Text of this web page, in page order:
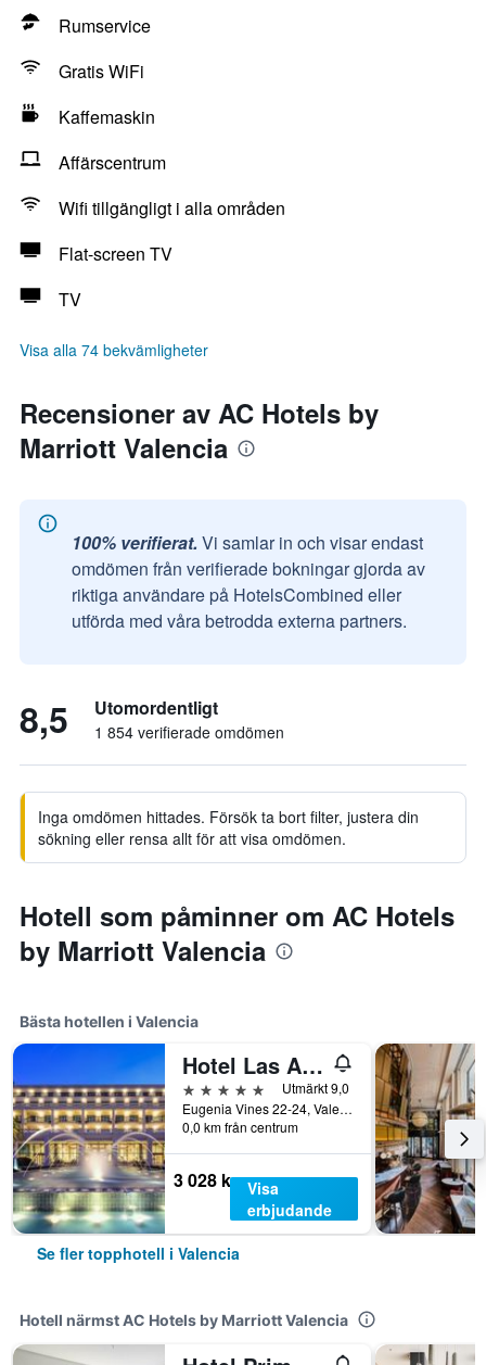
Rumservice
Gratis WiFi
Kaffemaskin
Affärscentrum
Wifi tillgängligt i alla områden
Flat-screen TV
TV
Visa alla 74 bekvämligheter
Recensioner av AC Hotels by
Marriott Valencia
100% verifierat. Vi samlar in och visar endast
omdömen från verifierade bokningar gjorda av
riktiga användare på HotelsCombined eller
utförda med våra betrodda externa partners.
8,5 Utomordentligt
1 854 verifierade omdömen
Inga omdömen hittades. Försök ta bort filter, justera din
sökning eller rensa allt för att visa omdömen.
Hotell som påminner om AC Hotels
by Marriott Valencia
Bästa hotellen i Valencia
Hotel Las Arenas Balneario Resort
5 stjärnor
Utmärkt 9,0
Eugenia Vines 22-24, Valencia, Valencia, Spanien
0,0 km från centrum
3 028 kr Visa
erbjudande
Se fler topphotell i Valencia
Hotell närmst AC Hotels by Marriott Valencia